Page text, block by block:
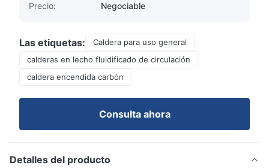
Precio:
Negociable
Las etiquetas:
Caldera para uso general
calderas en lecho fluidificado de circulación
caldera encendida carbón
Consulta ahora
Detalles del producto